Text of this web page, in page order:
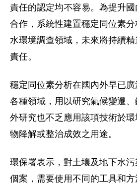
責任的認定均不容易。為提升
合作，系統性建置穩定同位素
水環境調查領域，未來將持續
責任。
穩定同位素分析在國內外早已
各種領域，用以研究氣候變遷
外研究也不乏應用該項技術於
物降解或整治成效之用途。
環保署表示，對土壤及地下水
個案，需要使用不同的工具和